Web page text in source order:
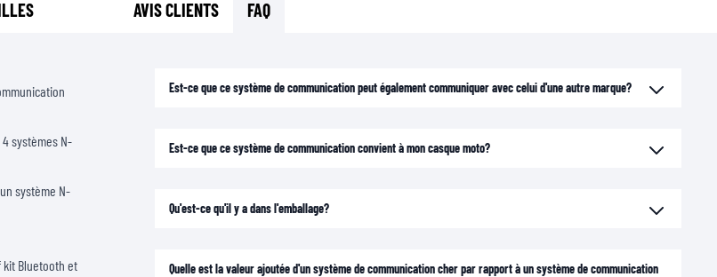
CHAUSSETTES
AVIS CLIENTS FAQ
systèmes N-
système N-
kit Bluetooth et
Est-ce que ce système de communication peut également communiquer avec celui d'une autre marque?
Est-ce que ce système de communication convient à mon casque moto?
Qu'est-ce qu'il y a dans l'emballage?
Quelle est la valeur ajoutée d'un système de communication cher par rapport à un système de communication